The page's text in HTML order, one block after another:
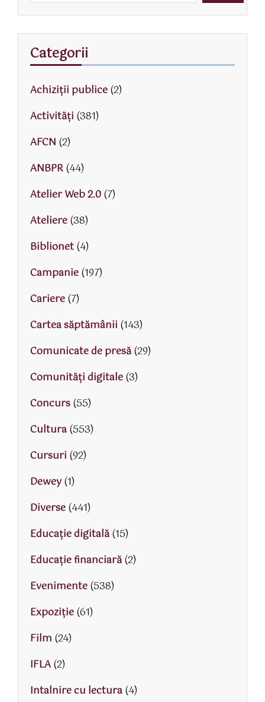
Categorii
Achiziții publice(2)
Activităţi (381)
AFCN (2)
ANBPR(44)
Atelier Web 2.0(7)
Ateliere(38)
Biblionet(4)
Campanie(197)
Cariere(7)
Cartea săptămânii (143)
Comunicate de presă(29)
Comunități digitale(3)
Concurs(55)
Cultura(553)
Cursuri (92)
Dewey(1)
Diverse(441)
Educaţie digitală(15)
Educaţie financiară(2)
Evenimente(538)
Expoziție(61)
Film (24)
IFLA(2)
Intalnire cu lectura(4)